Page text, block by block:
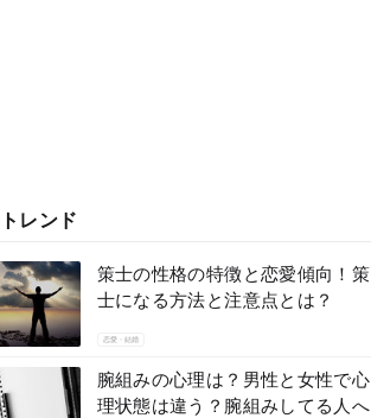
トレンド
策士の性格の特徴と恋愛傾向！策
士になる方法と注意点とは？
恋愛・結婚
腕組みの心理は？男性と女性で心
理状態は違う？腕組みしてる人へ